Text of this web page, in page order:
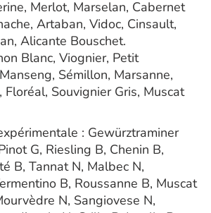
Merlot, Marselan, Cabernet
Artaban, Vidoc, Cinsault,
Alicante Bouschet.
Blanc, Viognier, Petit
Sémillon, Marsanne,
Floréal, Souvignier Gris, Muscat
: Gewürztraminer
G, Riesling B, Chenin B,
B, Tannat N, Malbec N,
B, Roussanne B, Muscat
N, Sangiovese N,